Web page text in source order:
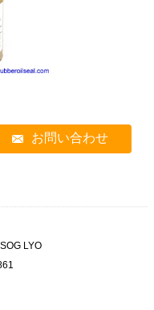
お問い合わせ
LYO